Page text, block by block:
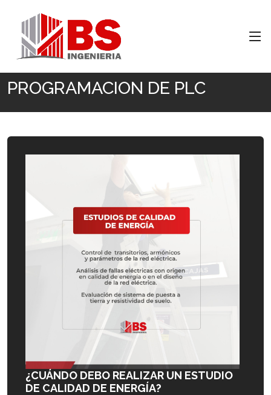
PROGRAMACION DE PLC
¿CUÁNDO DEBO REALIZAR UN ESTUDIO
DE CALIDAD DE ENERGÍA?